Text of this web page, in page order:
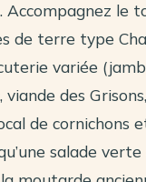
Accompagnez le
de terre type
variée
viande des
de cornichons
salade verte